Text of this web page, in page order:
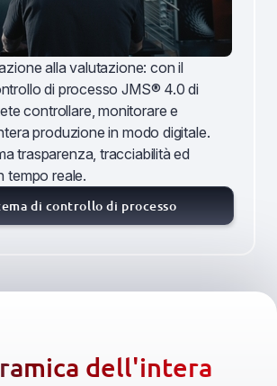
alla valutazione: con il
di processo JMS® 4.0 di
controllare, monitorare e
produzione in modo digitale.
trasparenza, tracciabilità ed
tempo reale.
di controllo di processo
dell'intera